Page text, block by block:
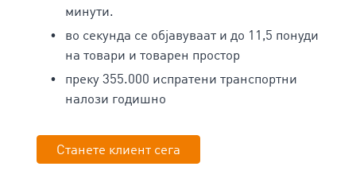
минути.
во секунда се објавуваат и до 11,5 понуди
на товари и товарен простор
преку 355.000 испратени транспортни
налози годишно
Станете клиент сега